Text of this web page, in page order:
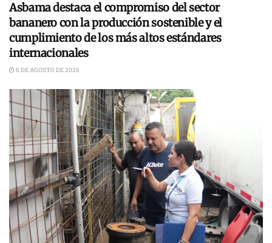
Asbama destaca el compromiso del sector
bananero con la producción sostenible y el
cumplimiento de los más altos estándares
internacionales
6 DE AGOSTO DE 2026